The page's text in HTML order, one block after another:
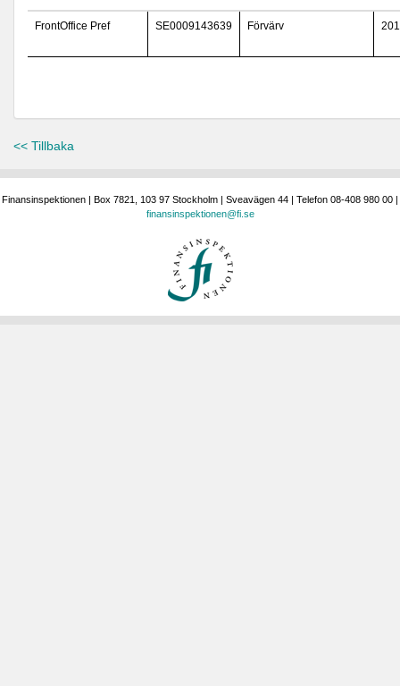
FrontOffice Pref SE0009143639 Förvärv
<< Tillbaka
Finansinspektionen | Box 7821, 103 97 Stockholm | Sveavägen 44 | Telefon 08-408 980 00 |
finansinspektionen@fi.se